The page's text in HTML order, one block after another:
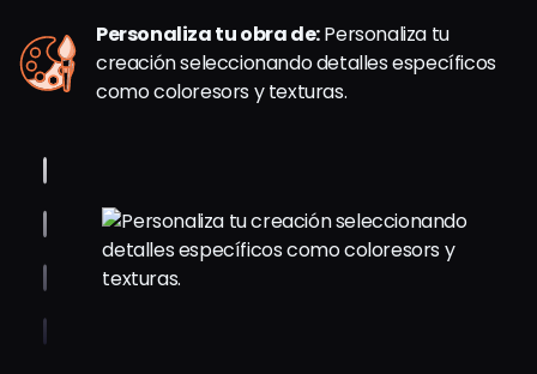
Personaliza tu obra de:Personaliza tu
creación seleccionando detalles específicos
como coloresors y texturas.